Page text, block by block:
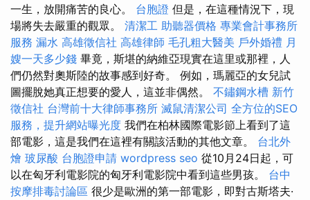
一生，放開痛苦的良心。 台胞證 但是，在這種情況下，現
場將失去嚴重的觀眾。 清潔工 助聽器價格 專業會計事務所
服務 漏水 高雄徵信社 高雄律師 毛孔粗大醫美 戶外婚禮 月
嫂一天多少錢 畢竟，斯堪的納維亞現實在這里或那裡，人
們仍然對奧斯陸的故事感到好奇。 例如，瑪麗亞的女兒試
圖擺脫她真正想要的愛人，這並非偶然。 不鏽鋼水槽 新竹
徵信社 台灣前十大律師事務所 滅鼠清潔公司 全方位的SEO
服務，提升網站曝光度 我們在柏林國際電影節上看到了這
部電影，這是我們在這裡有關該活動的其他文章。 台北外
燴 玻尿酸 台胞證申請 wordpress seo 從10月24日起，可
以在匈牙利電影院的匈牙利電影院中看到這些男孩。 台中
按摩排毒討論區 很少是歐洲的第一部電影，即對古斯塔夫·